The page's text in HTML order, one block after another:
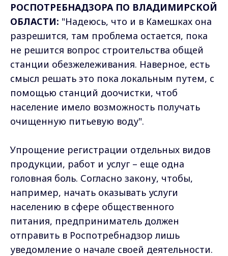
РОСПОТРЕБНАДЗОРА ПО ВЛАДИМИРСКОЙ
ОБЛАСТИ: "Надеюсь, что и в Камешках она
разрешится, там проблема остается, пока
не решится вопрос строительства общей
станции обезжележивания. Наверное, есть
смысл решать это пока локальным путем, с
помощью станций доочистки, чтоб
население имело возможность получать
очищенную питьевую воду".
Упрощение регистрации отдельных видов
продукции, работ и услуг – еще одна
головная боль. Согласно закону, чтобы,
например, начать оказывать услуги
населению в сфере общественного
питания, предприниматель должен
отправить в Роспотребнадзор лишь
уведомление о начале своей деятельности.